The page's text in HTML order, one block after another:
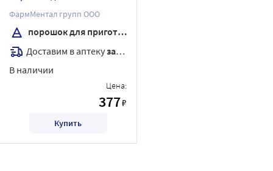
приготовления раствора
для приема внутрь 84,4 гр
аромат клубника
ФармМентал групп ООО
порошок для приготовления раствора
Доставим в аптекузавтра
В наличии
Цена:
377₽
Купить